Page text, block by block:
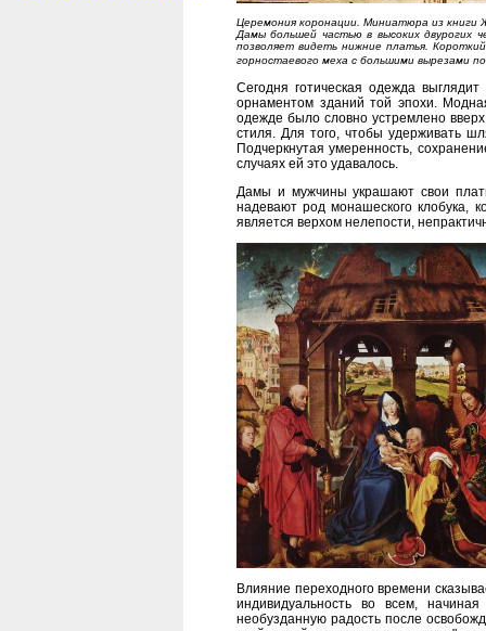
Церемония коронации. Миниатюра из книги
Дамы большей частью в высоких двурогих
позволяет видеть нижние платья.
горностаевого меха с большими вырезами
Сегодня готическая одежда
орнаментом зданий той эпохи.
одежде было словно устремлено
стиля. Для того, чтобы удерживать
Подчеркнутая умеренность,
случаях ей это удавалось.
Дамы и мужчины украшают свои
надевают род монашеского клобука,
является верхом нелепости,
Влияние переходного времени
индивидуальность во всем,
необузданную радость после